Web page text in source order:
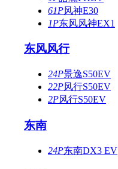
61P风神E30
1P东风风神EX1
东风风行
24P景逸S50EV
22P风行S50EV
2P风行S50EV
东南
24P东南DX3 EV